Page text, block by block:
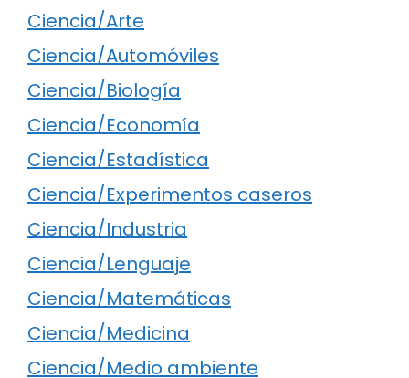
Ciencia/Arte
Ciencia/Automóviles
Ciencia/Biología
Ciencia/Economía
Ciencia/Estadística
Ciencia/Experimentos caseros
Ciencia/Industria
Ciencia/Lenguaje
Ciencia/Matemáticas
Ciencia/Medicina
Ciencia/Medio ambiente